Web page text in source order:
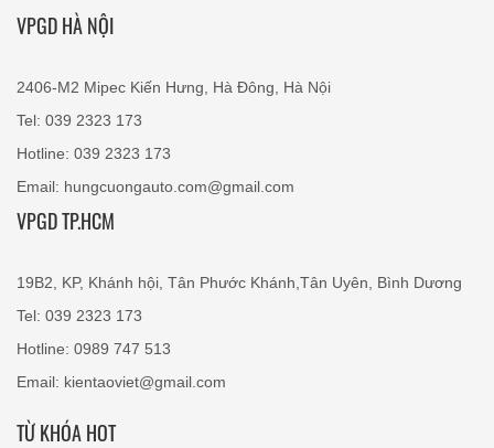
VPGD HÀ NỘI
2406-M2 Mipec Kiến Hưng, Hà Đông, Hà Nội
Tel: 039 2323 173
Hotline: 039 2323 173
Email: hungcuongauto.com@gmail.com
VPGD TP.HCM
19B2, KP, Khánh hội, Tân Phước Khánh,Tân Uyên, Bình Dương
Tel: 039 2323 173
Hotline: 0989 747 513
Email: kientaoviet@gmail.com
TỪ KHÓA HOT